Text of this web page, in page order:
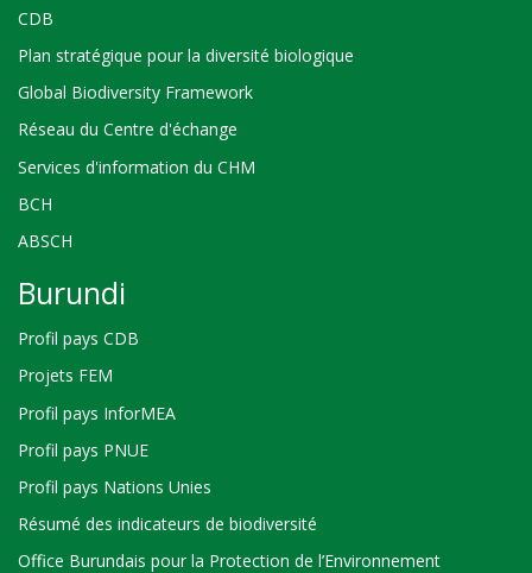
CDB
Plan stratégique pour la diversité biologique
Global Biodiversity Framework
Réseau du Centre d'échange
Services d'information du CHM
BCH
ABSCH
Burundi
Profil pays CDB
Projets FEM
Profil pays InforMEA
Profil pays PNUE
Profil pays Nations Unies
Résumé des indicateurs de biodiversité
Office Burundais pour la Protection de l’Environnement